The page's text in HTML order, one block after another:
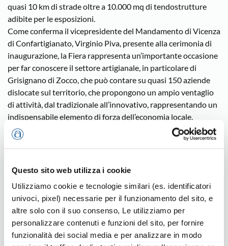
Questo sito web utilizza i cookie
Utilizziamo cookie e tecnologie similari (es. identificatori
univoci, pixel) necessarie per il funzionamento del sito, e
altre solo con il suo consenso, Le utilizziamo per
personalizzare contenuti e funzioni del sito, per fornire
funzionalità dei social media e per analizzare in modo
quasi 10 km di strade oltre a 10.000 mq di tendostrutture
adibite per le esposizioni.
Come conferma il vicepresidente del Mandamento di Vicenza
di Confartigianato, Virginio Piva, presente alla cerimonia di
inaugurazione, la Fiera rappresenta un’importante occasione
per far conoscere il settore artigianale, in particolare di
Grisignano di Zocco, che può contare su quasi 150 aziende
dislocate sul territorio, che propongono un ampio ventaglio
di attività, dal tradizionale all’innovativo, rappresentando un
indispensabile elemento di forza dell’economia locale.
Vicenza
Ultime news